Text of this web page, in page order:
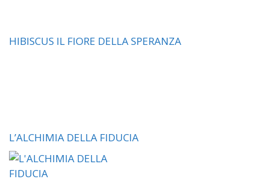
HIBISCUS IL FIORE DELLA SPERANZA
L’ALCHIMIA DELLA FIDUCIA